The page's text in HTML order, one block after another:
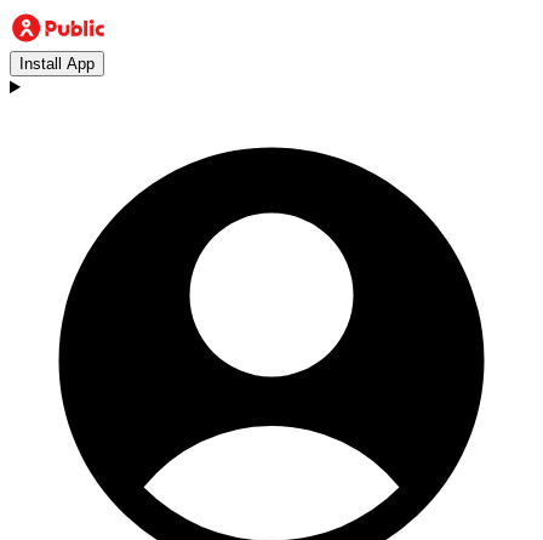
Install App